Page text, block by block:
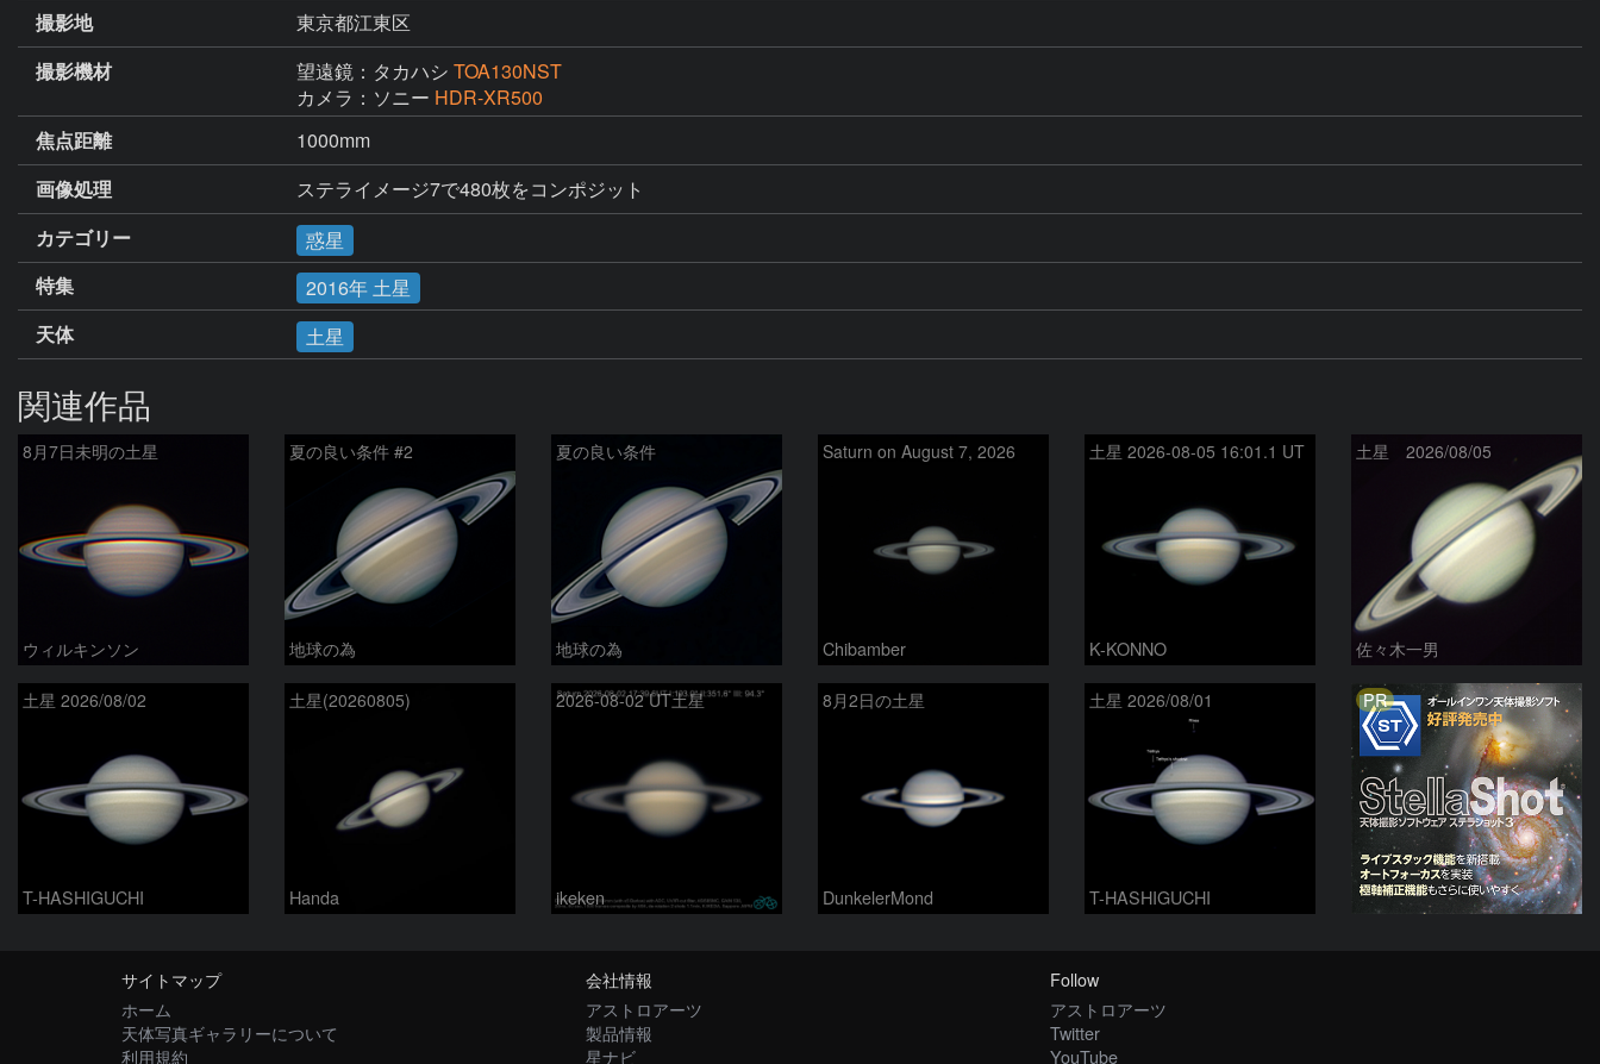
撮影地
東京都江東区
撮影機材
望遠鏡：タカハシ TOA130NST
カメラ：ソニー HDR-XR500
焦点距離
1000mm
画像処理
ステライメージ7で480枚をコンポジット
カテゴリー
惑星
特集
2016年 土星
天体
土星
関連作品
8月7日未明の土星
ウィルキンソン
夏の良い条件 #2
地球の為
夏の良い条件
地球の為
Saturn on August 7, 2026
Chibamber
土星 2026-08-05 16:01.1 UT
K-KONNO
土星 2026/08/05
佐々木一男
土星 2026/08/02
T-HASHIGUCHI
土星(20260805)
Handa
2026-08-02 UT土星
ikeken
8月2日の土星
DunkelerMond
土星 2026/08/01
T-HASHIGUCHI
PR
サイトマップ
ホーム
天体写真ギャラリーについて
利用規約
会社情報
アストロアーツ
製品情報
星ナビ
Follow
アストロアーツ
Twitter
YouTube